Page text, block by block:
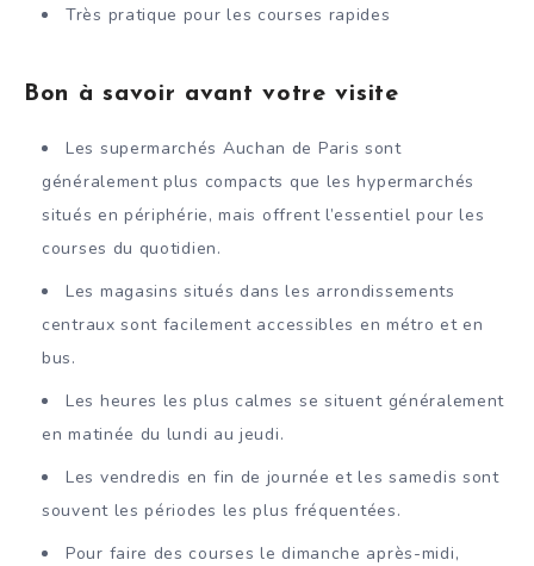
Très pratique pour les courses rapides
Bon à savoir avant votre visite
Les supermarchés Auchan de Paris sont
généralement plus compacts que les hypermarchés
situés en périphérie, mais offrent l’essentiel pour les
courses du quotidien.
Les magasins situés dans les arrondissements
centraux sont facilement accessibles en métro et en
bus.
Les heures les plus calmes se situent généralement
en matinée du lundi au jeudi.
Les vendredis en fin de journée et les samedis sont
souvent les périodes les plus fréquentées.
Pour faire des courses le dimanche après-midi,